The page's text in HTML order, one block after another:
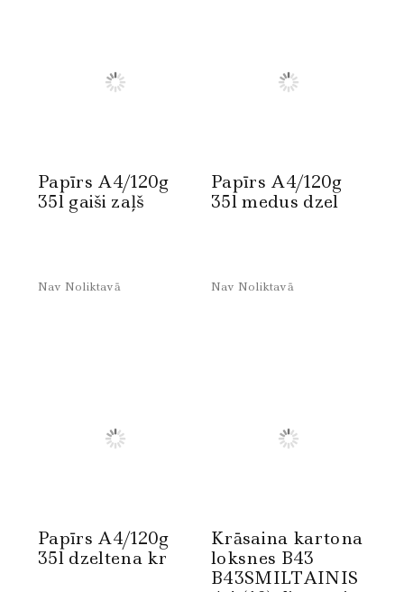
Papīrs A4/120g
35l gaiši zaļš
Nav Noliktavā
Papīrs A4/120g
35l medus dzel
Nav Noliktavā
Papīrs A4/120g
35l dzeltena kr
Krāsaina kartona
loksnes B43
B43SMILTAINIS